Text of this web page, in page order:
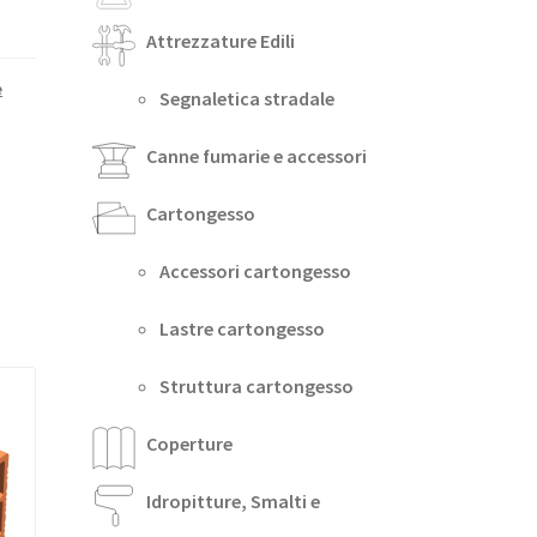
Attrezzature Edili
Segnaletica stradale
Canne fumarie e accessori
Cartongesso
Accessori cartongesso
Lastre cartongesso
Struttura cartongesso
Coperture
Idropitture, Smalti e